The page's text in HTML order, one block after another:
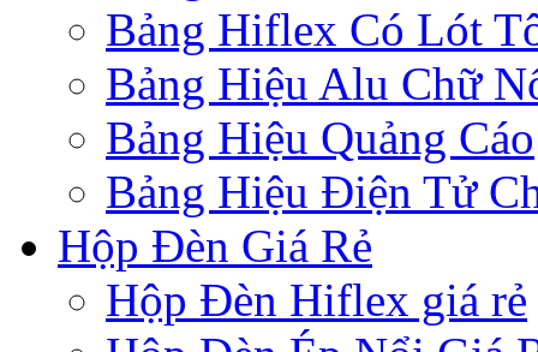
Bảng Hiflex Có Lót
Bảng Hiệu Alu Chữ
Bảng Hiệu Quảng Cáo
Bảng Hiệu Điện Tử
Hộp Đèn Giá Rẻ
Hộp Đèn Hiflex giá rẻ